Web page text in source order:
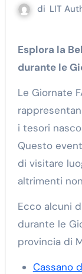
di LIT
Esplora la Bellezza della Provincia di Milano
durante le
Le Giornate
i tesori
Questo
di visitare
altrimenti
Ecco alcuni
durante le
provincia di
Cassano